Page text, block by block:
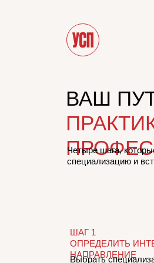
ВАШ
Выбрать
ШАГ 1
ОПРЕДЕЛИТЬ
НАПРАВЛЕНИЕ
Четыре шага,
специализацию и